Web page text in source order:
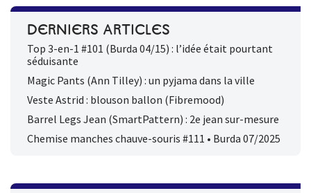
DERNIERS ARTICLES
Top 3-en-1 #101 (Burda 04/15) : l’idée était pourtant
séduisante
Magic Pants (Ann Tilley) : un pyjama dans la ville
Veste Astrid : blouson ballon (Fibremood)
Barrel Legs Jean (SmartPattern) : 2e jean sur-mesure
Chemise manches chauve-souris #111 • Burda 07/2025